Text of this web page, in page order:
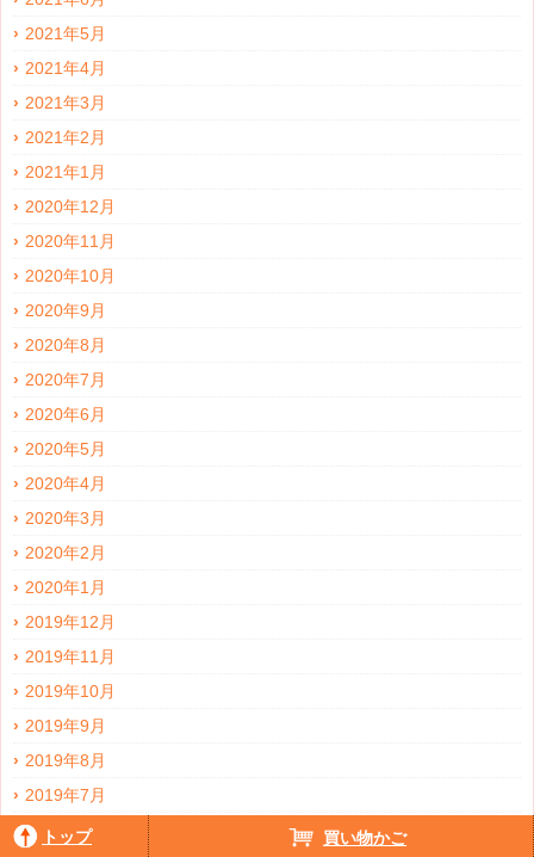
2021年5月
2021年4月
2021年3月
2021年2月
2021年1月
2020年12月
2020年11月
2020年10月
2020年9月
2020年8月
2020年7月
2020年6月
2020年5月
2020年4月
2020年3月
2020年2月
2020年1月
2019年12月
2019年11月
2019年10月
2019年9月
2019年8月
2019年7月
2019年6月
トップ 買い物かご